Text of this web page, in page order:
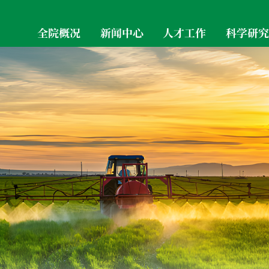
全院概况 新闻中心 人才工作 科学研究